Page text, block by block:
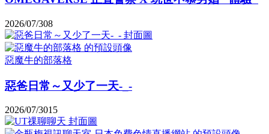
2026/07/308
惡魔牛的部落格
惡爸日常～又少了一天-_-
2026/07/3015